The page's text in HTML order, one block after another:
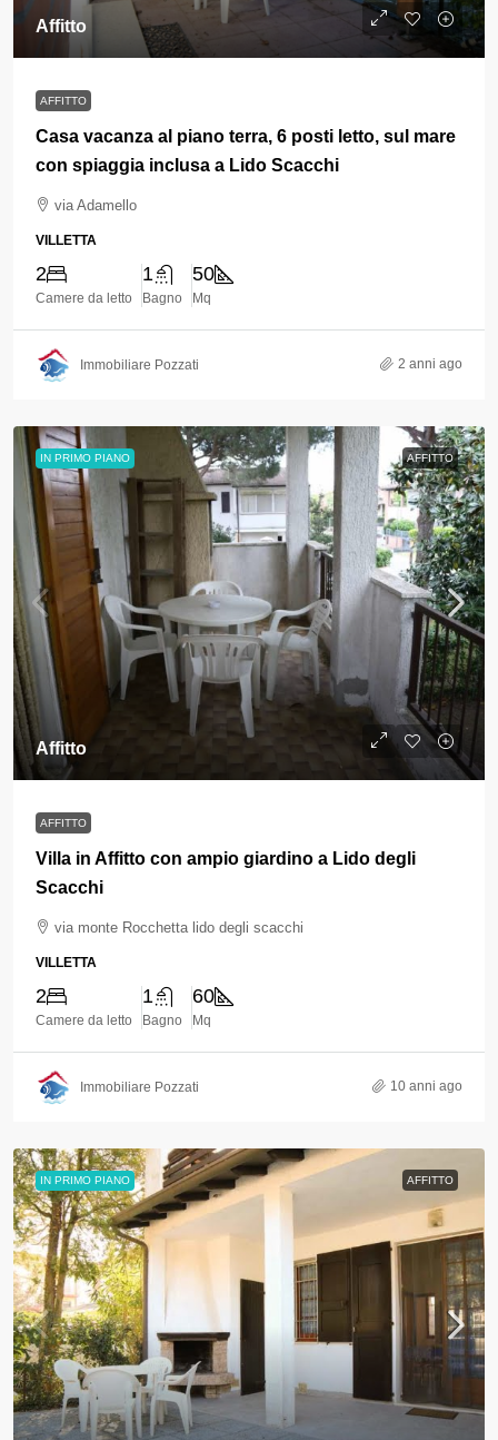
Affitto
AFFITTO
Casa vacanza al piano terra, 6 posti letto, sul mare
con spiaggia inclusa a Lido Scacchi
via Adamello
VILLETTA
2
Camere da letto
1
Bagno
50
Mq
Immobiliare Pozzati 2 anni ago
IN PRIMO PIANO AFFITTO
Affitto
AFFITTO
Villa in Affitto con ampio giardino a Lido degli
Scacchi
via monte Rocchetta lido degli scacchi
VILLETTA
2
Camere da letto
1
Bagno
60
Mq
Immobiliare Pozzati 10 anni ago
IN PRIMO PIANO AFFITTO